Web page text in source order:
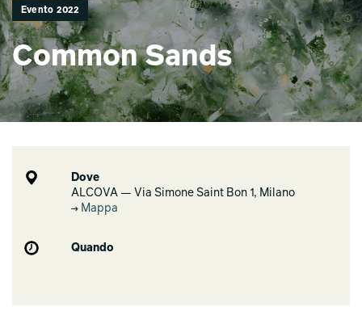
Evento 2022
Common Sands
Dove
ALCOVA — Via Simone Saint Bon 1, Milano
Mappa
Quando